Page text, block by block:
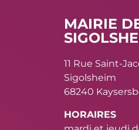
MAIRIE
11 Rue Saint-
Sigolsheim
68240
HORAIRES